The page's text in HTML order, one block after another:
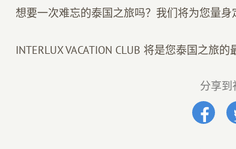
想要一次难忘的泰国之旅吗？我们将为您量身
INTERLUX VACATION CLUB 将是您泰国之旅的
分享到